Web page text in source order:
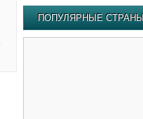
ПОПУЛЯРНЫЕ СТРАНЫ